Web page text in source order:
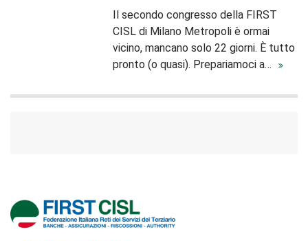
Il secondo congresso della FIRST
CISL di Milano Metropoli è ormai
vicino, mancano solo 22 giorni. È tutto
pronto (o quasi). Prepariamoci a…